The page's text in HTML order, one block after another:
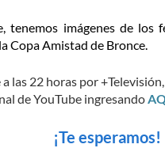
tenemos imágenes de los
Copa Amistad de Bronce.
las 22 horas por
de YouTube ingresando
¡Te esperamos!